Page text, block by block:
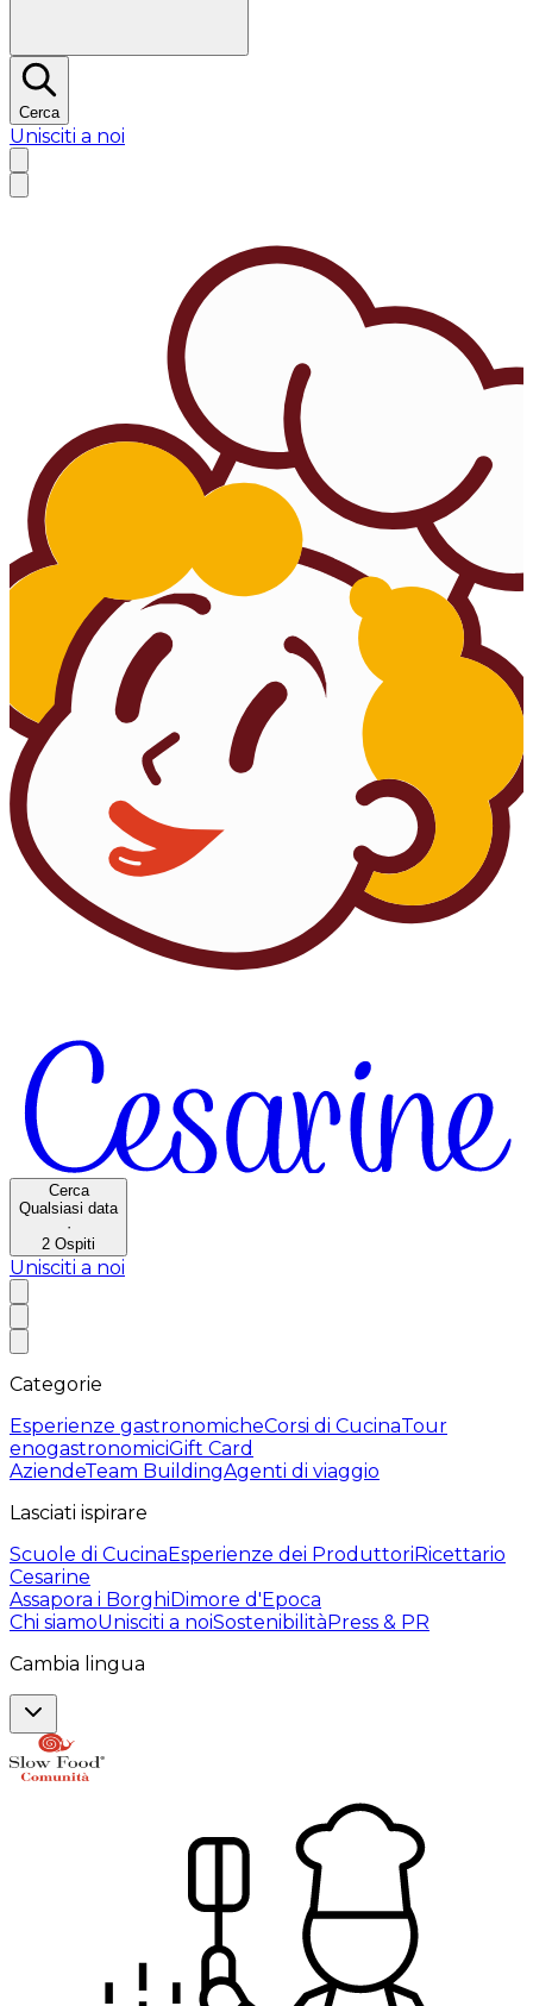
Cerca
Unisciti a noi
Cerca
Qualsiasi data
·
2 Ospiti
Unisciti a noi
Categorie
Esperienze gastronomicheCorsi di CucinaTour
enogastronomiciGift Card
AziendeTeam BuildingAgenti di viaggio
Lasciati ispirare
Scuole di CucinaEsperienze dei ProduttoriRicettario
Cesarine
Assapora i BorghiDimore d'Epoca
Chi siamoUnisciti a noiSostenibilitàPress & PR
Cambia lingua